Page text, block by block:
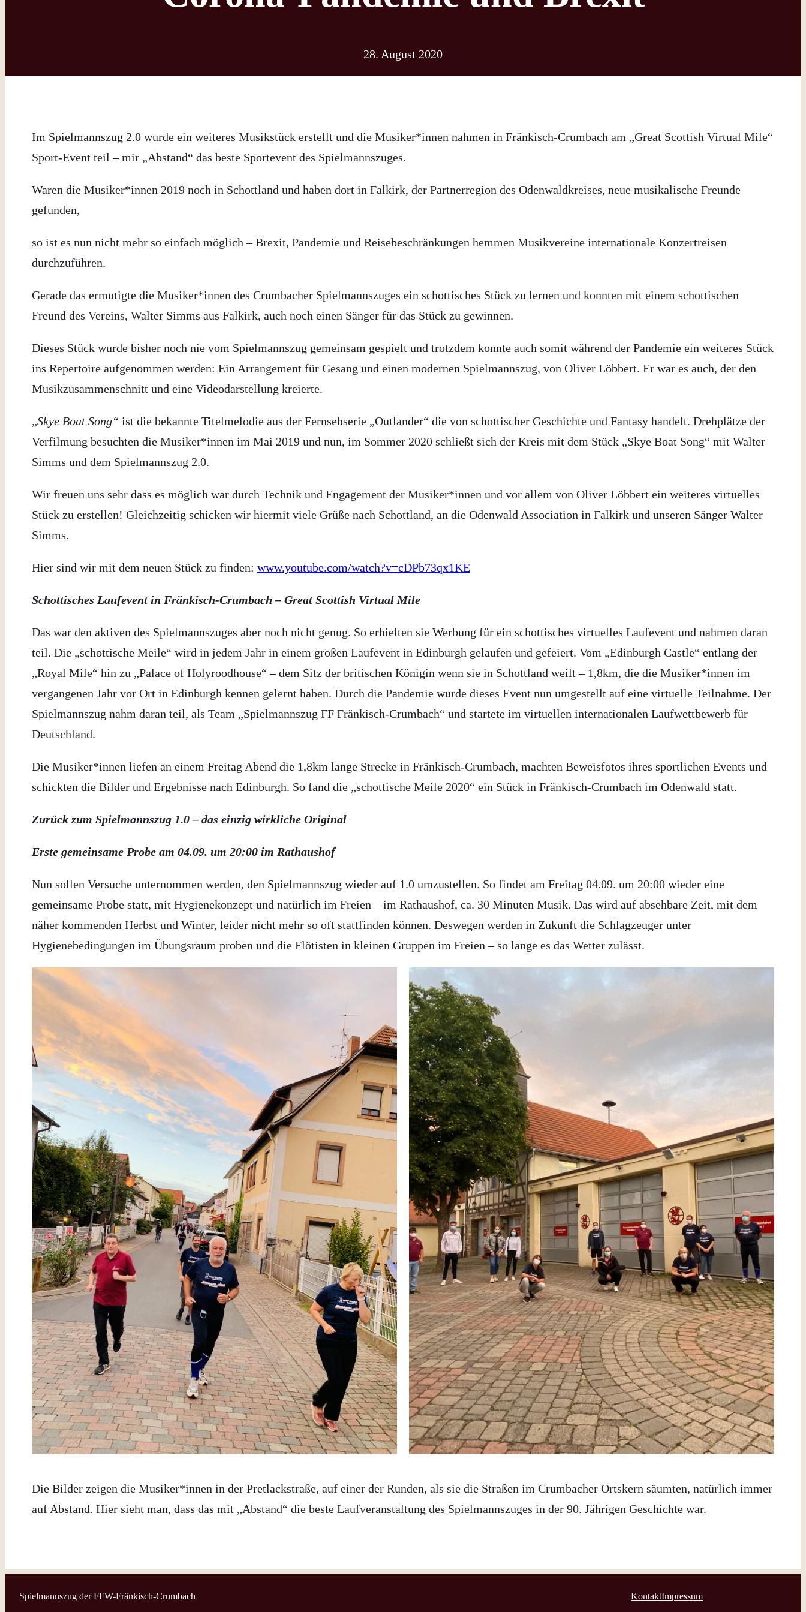
28. August 2020
Im Spielmannszug 2.0 wurde ein weiteres Musikstück erstellt und die Musiker*innen nahmen in Fränkisch-Crumbach am „Great Scottish Virtual Mile“
Sport-Event teil – mir „Abstand“ das beste Sportevent des Spielmannszuges.
Waren die Musiker*innen 2019 noch in Schottland und haben dort in Falkirk, der Partnerregion des Odenwaldkreises, neue musikalische Freunde
gefunden,
so ist es nun nicht mehr so einfach möglich – Brexit, Pandemie und Reisebeschränkungen hemmen Musikvereine internationale Konzertreisen
durchzuführen.
Gerade das ermutigte die Musiker*innen des Crumbacher Spielmannszuges ein schottisches Stück zu lernen und konnten mit einem schottischen
Freund des Vereins, Walter Simms aus Falkirk, auch noch einen Sänger für das Stück zu gewinnen.
Dieses Stück wurde bisher noch nie vom Spielmannszug gemeinsam gespielt und trotzdem konnte auch somit während der Pandemie ein weiteres Stück
ins Repertoire aufgenommen werden: Ein Arrangement für Gesang und einen modernen Spielmannszug, von Oliver Löbbert. Er war es auch, der den
Musikzusammenschnitt und eine Videodarstellung kreierte.
„Skye Boat Song“ ist die bekannte Titelmelodie aus der Fernsehserie „Outlander“ die von schottischer Geschichte und Fantasy handelt. Drehplätze der
Verfilmung besuchten die Musiker*innen im Mai 2019 und nun, im Sommer 2020 schließt sich der Kreis mit dem Stück „Skye Boat Song“ mit Walter
Simms und dem Spielmannszug 2.0.
Wir freuen uns sehr dass es möglich war durch Technik und Engagement der Musiker*innen und vor allem von Oliver Löbbert ein weiteres virtuelles
Stück zu erstellen! Gleichzeitig schicken wir hiermit viele Grüße nach Schottland, an die Odenwald Association in Falkirk und unseren Sänger Walter
Simms.
Hier sind wir mit dem neuen Stück zu finden: www.youtube.com/watch?v=cDPb73qx1KE
Schottisches Laufevent in Fränkisch-Crumbach – Great Scottish Virtual Mile
Das war den aktiven des Spielmannszuges aber noch nicht genug. So erhielten sie Werbung für ein schottisches virtuelles Laufevent und nahmen daran
teil. Die „schottische Meile“ wird in jedem Jahr in einem großen Laufevent in Edinburgh gelaufen und gefeiert. Vom „Edinburgh Castle“ entlang der
„Royal Mile“ hin zu „Palace of Holyroodhouse“ – dem Sitz der britischen Königin wenn sie in Schottland weilt – 1,8km, die die Musiker*innen im
vergangenen Jahr vor Ort in Edinburgh kennen gelernt haben. Durch die Pandemie wurde dieses Event nun umgestellt auf eine virtuelle Teilnahme. Der
Spielmannszug nahm daran teil, als Team „Spielmannszug FF Fränkisch-Crumbach“ und startete im virtuellen internationalen Laufwettbewerb für
Deutschland.
Die Musiker*innen liefen an einem Freitag Abend die 1,8km lange Strecke in Fränkisch-Crumbach, machten Beweisfotos ihres sportlichen Events und
schickten die Bilder und Ergebnisse nach Edinburgh. So fand die „schottische Meile 2020“ ein Stück in Fränkisch-Crumbach im Odenwald statt.
Zurück zum Spielmannszug 1.0 – das einzig wirkliche Original
Erste gemeinsame Probe am 04.09. um 20:00 im Rathaushof
Nun sollen Versuche unternommen werden, den Spielmannszug wieder auf 1.0 umzustellen. So findet am Freitag 04.09. um 20:00 wieder eine
gemeinsame Probe statt, mit Hygienekonzept und natürlich im Freien – im Rathaushof, ca. 30 Minuten Musik. Das wird auf absehbare Zeit, mit dem
näher kommenden Herbst und Winter, leider nicht mehr so oft stattfinden können. Deswegen werden in Zukunft die Schlagzeuger unter
Hygienebedingungen im Übungsraum proben und die Flötisten in kleinen Gruppen im Freien – so lange es das Wetter zulässt.
Die Bilder zeigen die Musiker*innen in der Pretlackstraße, auf einer der Runden, als sie die Straßen im Crumbacher Ortskern säumten, natürlich immer
auf Abstand. Hier sieht man, dass das mit „Abstand“ die beste Laufveranstaltung des Spielmannszuges in der 90. Jährigen Geschichte war.
Spielmannszug der FFW-Fränkisch-Crumbach KontaktImpressum